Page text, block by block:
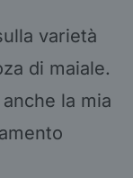
varietà
di maiale.
la mia